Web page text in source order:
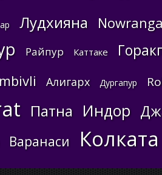
Лудхияна
Райпур Каттаке
Алигарх Дургапур
Патна Индор
Варанаси Колката